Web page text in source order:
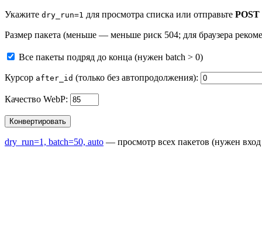
Укажите dry_run=1 для просмотра списка или отправьте POST
Размер пакета (меньше — меньше риск 504; для браузера
Все пакеты подряд до конца (нужен batch > 0)
Курсор after_id (только без автопродолжения):
Качество WebP:
Конвертировать
dry_run=1, batch=50, auto — просмотр всех пакетов (нужен